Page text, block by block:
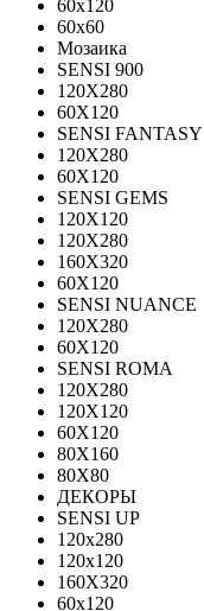
60x120
60x60
Мозаика
SENSI 900
120Х280
60X120
SENSI FANTASY
120Х280
60Х120
SENSI GEMS
120Х120
120Х280
160X320
60X120
SENSI NUANCE
120X280
60X120
SENSI ROMA
120X280
120Х120
60X120
80X160
80X80
ДЕКОРЫ
SENSI UP
120x280
120х120
160X320
60х120